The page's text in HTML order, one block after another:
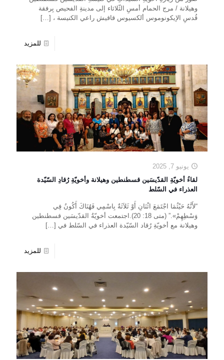
وهيلانة / مرج الحمام أمسِ الثّلاثاء إلى مدينةِ الفحيص بِرفقة
قُدسِ الإيكونوموس ألكسيوس قاقيش راعي الكنيسة ، […]
للمزيد
يونيو 7, 2025
لقاءُ أخويّةِ القدّيسَين قسطنطين وهيلانة وأخويّةِ رُقادِ السّيّدة
العذراء في السّلط
“لأَنَّهُ حَيْثُمَا اجْتَمَعَ اثْنَانِ أَوْ ثَلاَثَةٌ بِاسْمِي فَهُنَاكَ أَكُونُ فِي
وَسْطِهِمْ».” (متى 18: 20).اجتمعت أخويّةُ القدّيسَين قسطنطين
وهيلانة مع أخويّةِ رُقاد السّيّدة العذراء في السّلط في […]
للمزيد